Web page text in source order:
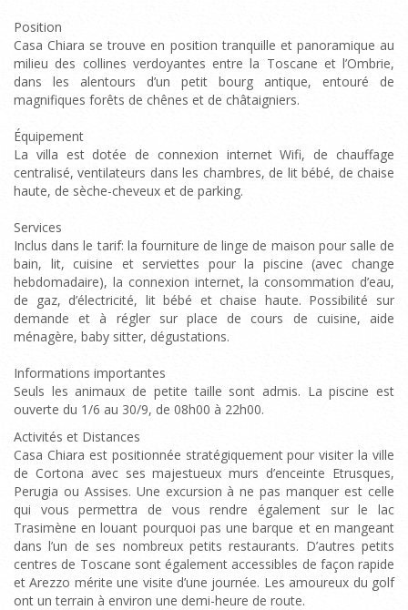
Position
Casa Chiara se trouve en position tranquille et panoramique au
milieu des collines verdoyantes entre la Toscane et l’Ombrie,
dans les alentours d’un petit bourg antique, entouré de
magnifiques forêts de chênes et de châtaigniers.
Équipement
La villa est dotée de connexion internet Wifi, de chauffage
centralisé, ventilateurs dans les chambres, de lit bébé, de chaise
haute, de sèche-cheveux et de parking.
Services
Inclus dans le tarif: la fourniture de linge de maison pour salle de
bain, lit, cuisine et serviettes pour la piscine (avec change
hebdomadaire), la connexion internet, la consommation d’eau,
de gaz, d’électricité, lit bébé et chaise haute. Possibilité sur
demande et à régler sur place de cours de cuisine, aide
ménagère, baby sitter, dégustations.
Informations importantes
Seuls les animaux de petite taille sont admis. La piscine est
ouverte du 1/6 au 30/9, de 08h00 à 22h00.
Activités et Distances
Casa Chiara est positionnée stratégiquement pour visiter la ville
de Cortona avec ses majestueux murs d’enceinte Etrusques,
Perugia ou Assises. Une excursion à ne pas manquer est celle
qui vous permettra de vous rendre également sur le lac
Trasimène en louant pourquoi pas une barque et en mangeant
dans l’un de ses nombreux petits restaurants. D’autres petits
centres de Toscane sont également accessibles de façon rapide
et Arezzo mérite une visite d’une journée. Les amoureux du golf
ont un terrain à environ une demi-heure de route.